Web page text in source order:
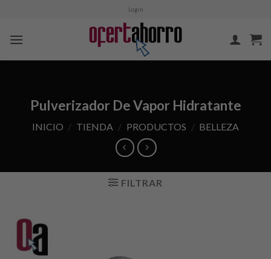
content
Login
Pulverizador De Vapor Hidratante
INICIO / TIENDA / PRODUCTOS / BELLEZA
FILTRAR